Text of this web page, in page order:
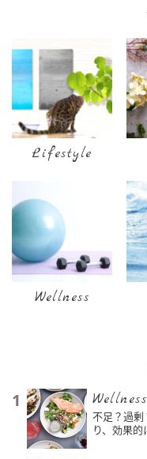
Lifestyle
Wellness
1 Wellness
不足？過剰
り、効果的